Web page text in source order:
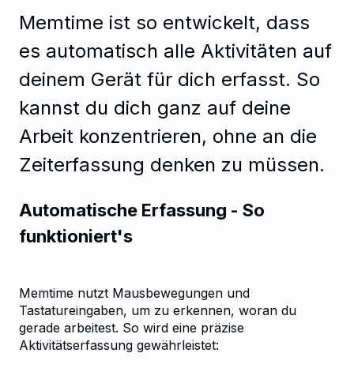
Memtime ist so entwickelt, dass
es automatisch alle Aktivitäten auf
deinem Gerät für dich erfasst. So
kannst du dich ganz auf deine
Arbeit konzentrieren, ohne an die
Zeiterfassung denken zu müssen.
Automatische Erfassung - So
funktioniert's
Memtime nutzt Mausbewegungen und
Tastatureingaben, um zu erkennen, woran du
gerade arbeitest. So wird eine präzise
Aktivitätserfassung gewährleistet: